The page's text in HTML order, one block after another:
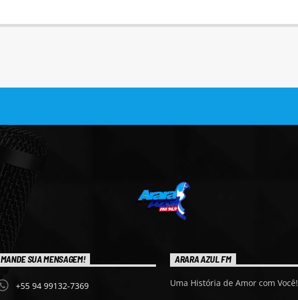
MANDE SUA MENSAGEM!
+55 94 99132-7369
ARARA AZUL FM
Uma História de Amor com Você!